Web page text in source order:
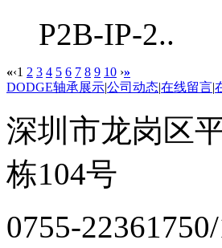
P2B-IP-2..
«‹1 2 3 4 5 6 7 8 9 10 ›»
DODGE轴承展示|公司动态|在线留言|
深圳市龙岗区
栋104号
0755-